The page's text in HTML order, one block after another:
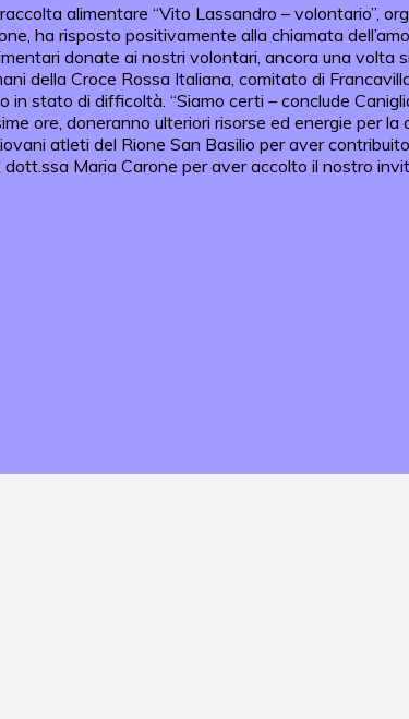
alimentare “Vito Lassandro – volontario”,
ha risposto positivamente alla chiamata
donate ai nostri volontari, ancora una
della Croce Rossa Italiana, comitato di
stato di difficoltà. “Siamo certi – conclude
ore, doneranno ulteriori risorse ed energie per
atleti del Rione San Basilio per aver
Maria Carone per aver accolto il nostro